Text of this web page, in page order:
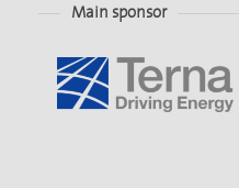
Main sponsor